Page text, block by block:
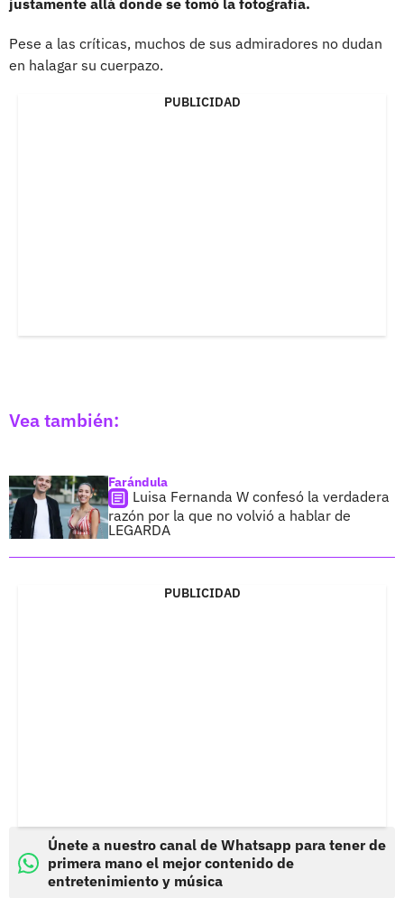
justamente allá donde se tomó la fotografía.
Pese a las críticas, muchos de sus admiradores no dudan
en halagar su cuerpazo.
PUBLICIDAD
Vea también:
Farándula
Luisa Fernanda W confesó la verdadera
razón por la que no volvió a hablar de
LEGARDA
PUBLICIDAD
Únete a nuestro canal de Whatsapp para tener de
primera mano el mejor contenido de
entretenimiento y música